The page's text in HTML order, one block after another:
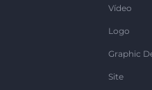
Vídeo
Logo
Graphic
Site